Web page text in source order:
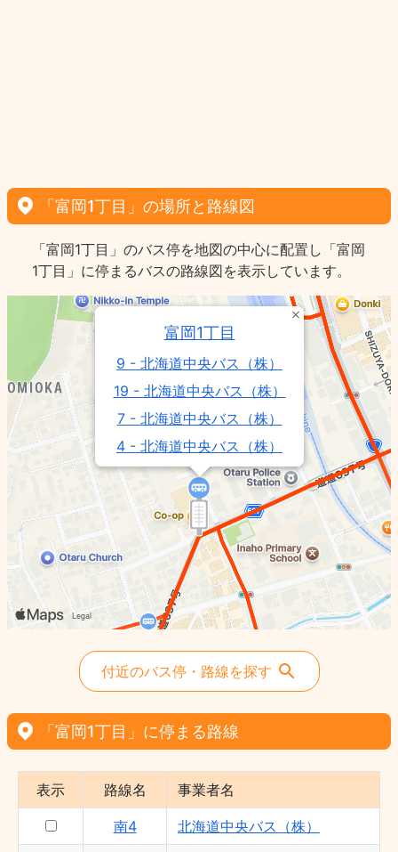
「富岡1丁目」の場所と路線図
「富岡1丁目」のバス停を地図の中心に配置し「富岡
1丁目」に停まるバスの路線図を表示しています。
富岡1丁目
9 - 北海道中央バス（株）
19 - 北海道中央バス（株）
7 - 北海道中央バス（株）
4 - 北海道中央バス（株）
南4 - 北海道中央バス（株）
付近のバス停・路線を探す
「富岡1丁目」に停まる路線
表示 路線名 事業者名
南4 北海道中央バス（株）